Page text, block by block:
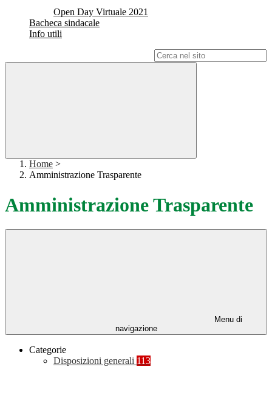
Open Day Virtuale 2021
Bacheca sindacale
Info utili
Home >
Amministrazione Trasparente
Amministrazione Trasparente
Menu di
navigazione
Categorie
Disposizioni generali 113